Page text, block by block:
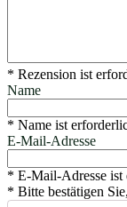
* Rezension ist
Name
* Name ist
E-Mail-Adresse
* E-Mail-Adresse ist
* Bitte bestätigen